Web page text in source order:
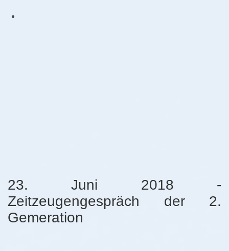
23. Juni 2018 -
Zeitzeugengespräch der 2.
Gemeration